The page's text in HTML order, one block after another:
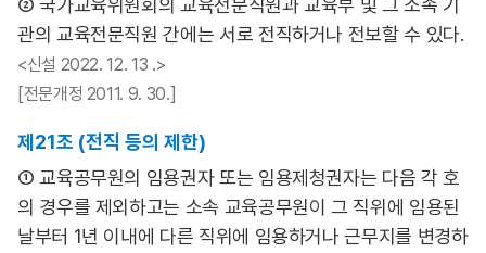
② 국가교육위원회의 교육전문직원과 교육부 및 그 소속 기
관의 교육전문직원 간에는 서로 전직하거나 전보할 수 있다.
<신설 2022. 12. 13 .>
[전문개정 2011. 9. 30.]
제21조 (전직 등의 제한)
① 교육공무원의 임용권자 또는 임용제청권자는 다음 각 호
의 경우를 제외하고는 소속 교육공무원이 그 직위에 임용된
날부터 1년 이내에 다른 직위에 임용하거나 근무지를 변경하